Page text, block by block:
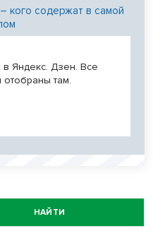
кого содержат в самой
Яндекс. Дзен. Все
там.
НАЙТИ